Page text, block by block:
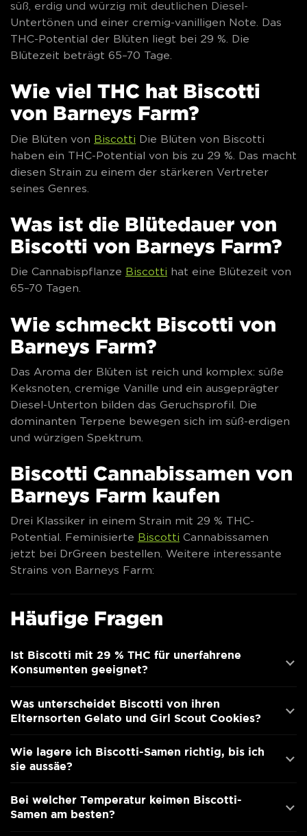
süß, erdig und würzig mit deutlichen Diesel-
Untertönen und einer cremig-vanilligen Note. Das
THC-Potential der Blüten liegt bei 29 %. Die
Blütezeit beträgt 65–70 Tage.
Wie viel THC hat Biscotti
von Barneys Farm?
Die Blüten von Biscotti Die Blüten von Biscotti
haben ein THC-Potential von bis zu 29 %. Das macht
diesen Strain zu einem der stärkeren Vertreter
seines Genres.
Was ist die Blütedauer von
Biscotti von Barneys Farm?
Die Cannabispflanze Biscotti hat eine Blütezeit von
65–70 Tagen.
Wie schmeckt Biscotti von
Barneys Farm?
Das Aroma der Blüten ist reich und komplex: süße
Keksnoten, cremige Vanille und ein ausgeprägter
Diesel-Unterton bilden das Geruchsprofil. Die
dominanten Terpene bewegen sich im süß-erdigen
und würzigen Spektrum.
Biscotti Cannabissamen von
Barneys Farm kaufen
Drei Klassiker in einem Strain mit 29 % THC-
Potential. Feminisierte Biscotti Cannabissamen
jetzt bei DrGreen bestellen. Weitere interessante
Strains von Barneys Farm:
Häufige Fragen
Ist Biscotti mit 29 % THC für unerfahrene
Konsumenten geeignet?
Was unterscheidet Biscotti von ihren
Elternsorten Gelato und Girl Scout Cookies?
Wie lagere ich Biscotti-Samen richtig, bis ich
sie aussäe?
Bei welcher Temperatur keimen Biscotti-
Samen am besten?